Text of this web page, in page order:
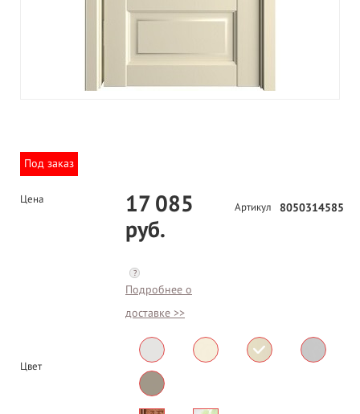
Под заказ
Цена
17 085
руб.
?
Подробнее о
доставке >>
Артикул 8050314585
Цвет